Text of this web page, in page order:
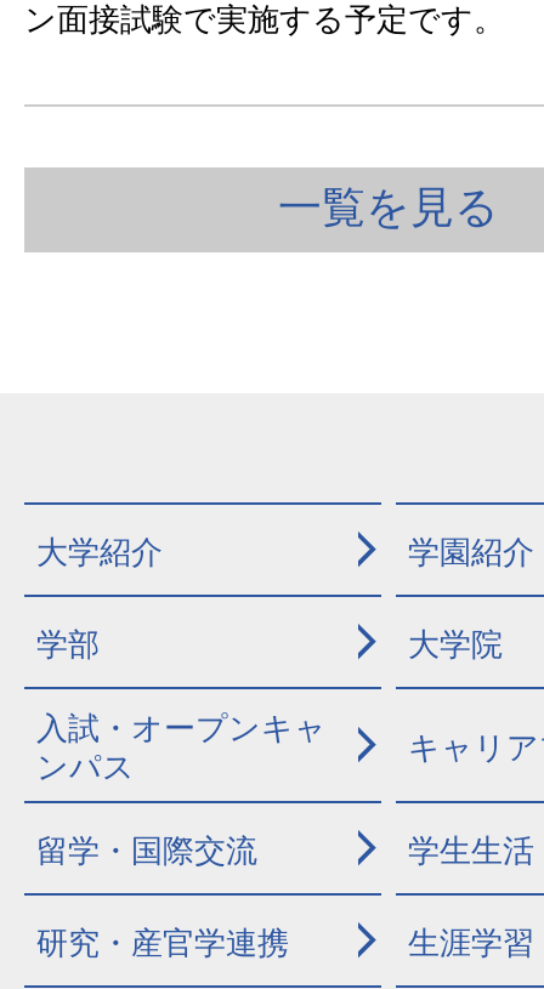
ン面接試験で実施する予定です。
一覧を見る
大学紹介 学園紹介
学部 大学院
入試・オープンキャ
ンパス
キャリ
留学・国際交流 学生生活
研究・産官学連携 生涯学習